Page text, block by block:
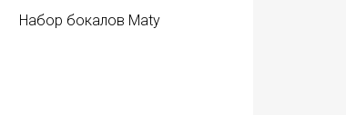
Набор бокалов Maty